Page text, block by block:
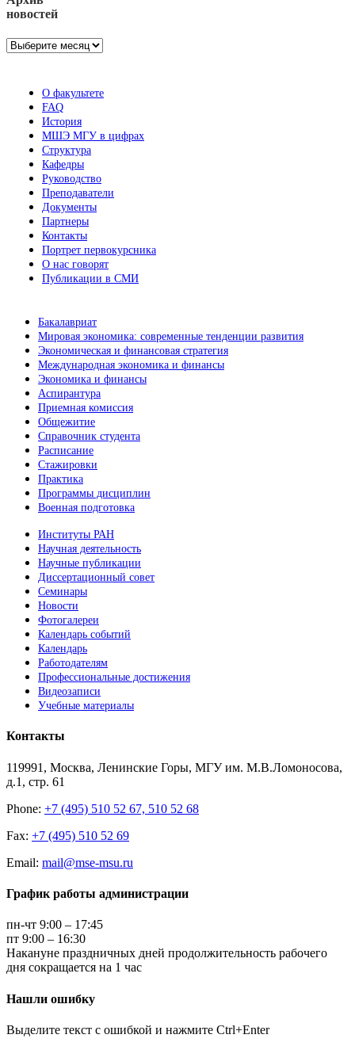
новостей
Архив
О факультете
FAQ
История
МШЭ МГУ в цифрах
Структура
Кафедры
Руководство
Преподаватели
Документы
Партнеры
Контакты
Портрет первокурсника
О нас говорят
Публикации в СМИ
Бакалавриат
Мировая экономика: современные тенденции развития
Экономическая и финансовая стратегия
Международная экономика и финансы
Экономика и финансы
Аспирантура
Приемная комиссия
Общежитие
Справочник студента
Расписание
Стажировки
Практика
Программы дисциплин
Военная подготовка
Институты РАН
Научная деятельность
Научные публикации
Диссертационный совет
Семинары
Новости
Фотогалереи
Календарь событий
Календарь
Работодателям
Профессиональные достижения
Видеозаписи
Учебные материалы
Контакты
119991, Москва, Ленинские Горы, МГУ им. М.В.Ломоносова,
д.1, стр. 61
Phone: +7 (495) 510 52 67, 510 52 68
Fax: +7 (495) 510 52 69
Email: mail@mse-msu.ru
График работы администрации
пн-чт 9:00 – 17:45
пт 9:00 – 16:30
Накануне праздничных дней продолжительность рабочего
дня сокращается на 1 час
Нашли ошибку
Выделите текст с ошибкой и нажмите Ctrl+Enter